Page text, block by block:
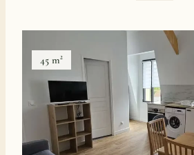
45 m²